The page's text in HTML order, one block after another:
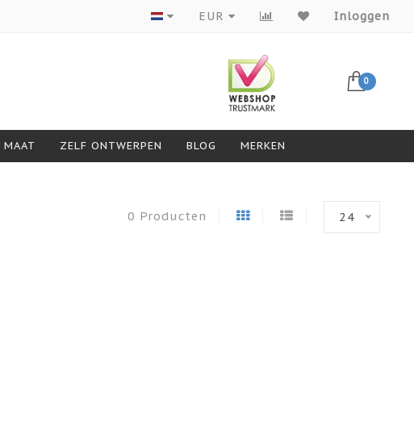
Producten van topmerken
EUR Inloggen
0
MAAT ZELF ONTWERPEN BLOG MERKEN
0 Producten 24